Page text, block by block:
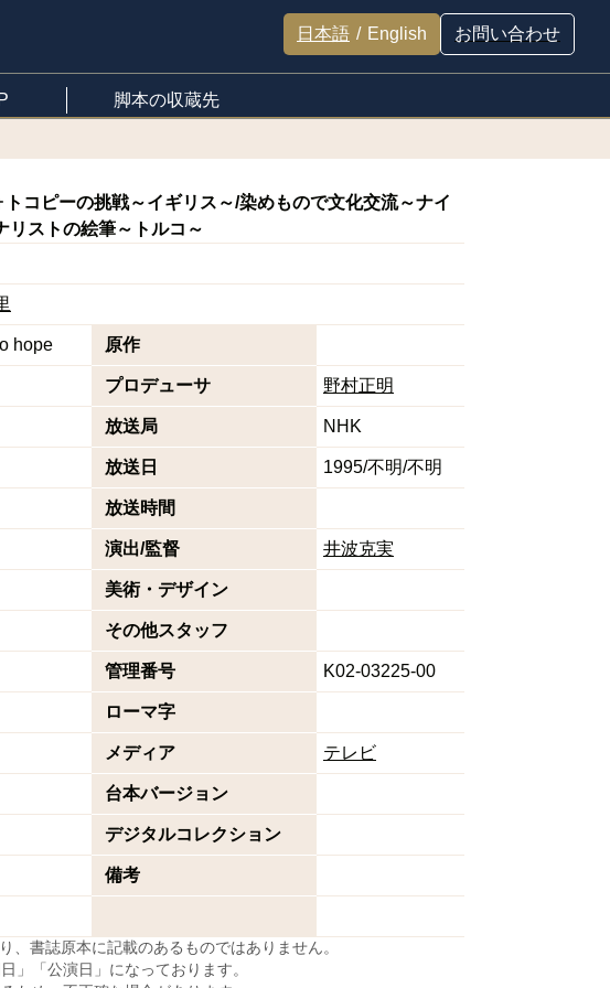
日本語 / English お問い合わせ
脚本の収蔵先
コピーの挑戦～イギリス～/染めもので文化交流～ナイ
リストの絵筆～トルコ～
hope 原作
プロデューサ 野村正明
放送局 NHK
放送日 1995/不明/不明
放送時間
演出/監督 井波克実
美術・デザイン
その他スタッフ
管理番号 K02-03225-00
ローマ字
メディア テレビ
台本バージョン
デジタルコレクション
備考
書誌原本に記載のあるものではありません。
」「公演日」になっております。